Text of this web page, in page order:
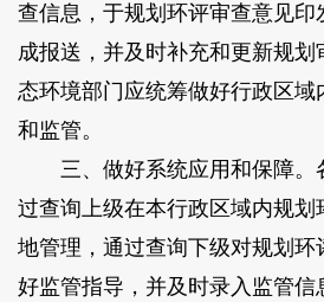
查信息，于规划环评审查意见印
成报送，并及时补充和更新规划
态环境部门应统筹做好行政区域
和监管。
三、做好系统应用和保障。
过查询上级在本行政区域内规划
地管理，通过查询下级对规划环
好监管指导，并及时录入监管